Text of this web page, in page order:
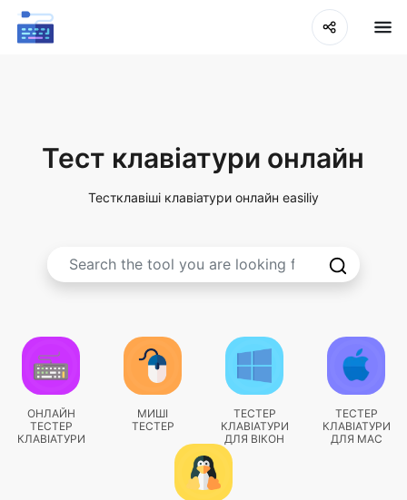
Тест клавіатури онлайн
Тестклавіші клавіатури онлайн easiliy
ОНЛАЙН
ТЕСТЕР
КЛАВІАТУРИ
МИШІ
ТЕСТЕР
ТЕСТЕР
КЛАВІАТУРИ
ДЛЯ ВІКОН
ТЕСТЕР
КЛАВІАТУРИ
ДЛЯ MAC